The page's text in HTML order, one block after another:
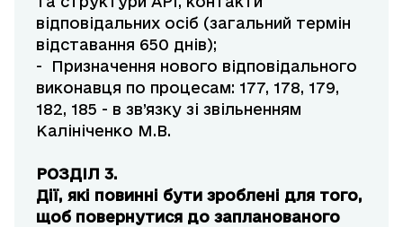
відповідальних осіб (загальний термін
відставання 650 днів);
- Призначення нового відповідального
виконавця по процесам: 177, 178, 179,
182, 185 - в зв’язку зі звільненням
Калініченко М.В.
РОЗДІЛ 3.
Дії, які повинні бути зроблені для того,
щоб повернутися до запланованого